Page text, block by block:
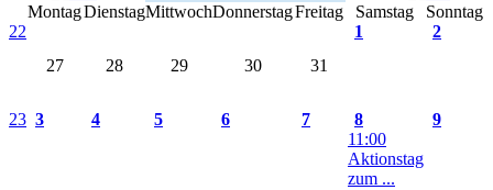
MontagDienstagMittwochDonnerstagFreitag Samstag
Sonntag
22
27
28 29 30 31
1 2
23 3 4 5 6 7
8
11:00
Aktionstag
zum ...
9